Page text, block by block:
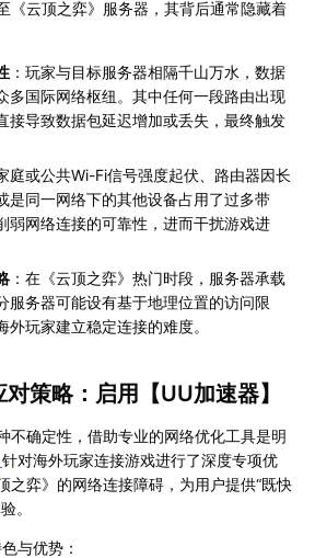
《云顶之弈》服务器，其背后通常隐藏着
：玩家与目标服务器相隔千山万水，数据
多国际网络枢纽。其中任何一段路由出现
接导致数据包延迟增加或丢失，最终触发
庭或公共Wi-Fi信号强度起伏、路由器因长
是同一网络下的其他设备占用了过多带
弱网络连接的可靠性，进而干扰游戏进
：在《云顶之弈》热门时段，服务器承载
服务器可能设有基于地理位置的访问限
玩家建立稳定连接的难度。
策略：启用【UU加速器】
不确定性，借助专业的网络优化工具是明
针对海外玩家连接游戏进行了深度专项优
之弈》的网络连接障碍，为用户提供“既快
。
与优势：